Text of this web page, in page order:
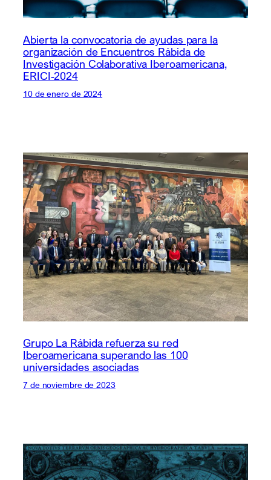
Abierta la convocatoria de ayudas para la
organización de Encuentros Rábida de
Investigación Colaborativa Iberoamericana,
ERICI-2024
10 de enero de 2024
Grupo La Rábida refuerza su red
Iberoamericana superando las 100
universidades asociadas
7 de noviembre de 2023